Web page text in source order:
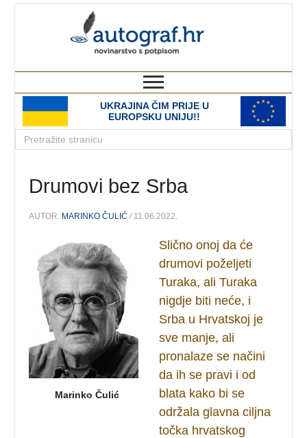
UKRAJINA ČIM PRIJE U
EUROPSKU UNIJU!!
Drumovi bez Srba
AUTOR: MARINKO ČULIĆ / 11.06.2022.
Marinko Čulić
Slično onoj da će
drumovi poželjeti
Turaka, ali Turaka
nigdje biti neće, i
Srba u Hrvatskoj je
sve manje, ali
pronalaze se načini
da ih se pravi i od
blata kako bi se
održala glavna ciljna
točka hrvatskog